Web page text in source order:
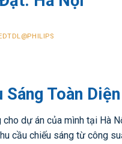
Toàn
dự án của mình tại Hà
cầu chiếu sáng từ công